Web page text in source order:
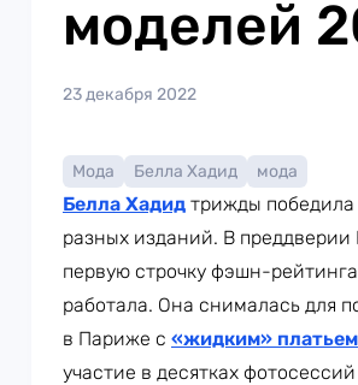
моделей
23 декабря 2022
Мода Белла Хадид мода
Белла Хадид трижды
разных изданий. В преддверии
первую строчку фэшн-
работала. Она снималась для
в Париже с «жидким» платьем
участие в десятках